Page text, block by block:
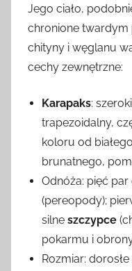
Jego ciało,
chronione twardym
chityny i węglanu
cechy zewnętrzne:
Karapaks:
trapezoidalny,
koloru od
brunatnego,
Odnóża: pięć
(pereopody);
silne szczypce
pokarmu i
Rozmiar: